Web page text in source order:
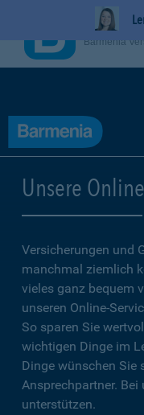
Unsere
Versicherungen und
manchmal ziemlich
vieles ganz bequem
unseren Online-
So sparen Sie
wichtigen Dinge im
Dinge wünschen Sie
Ansprechpartner.
unterstützen.
Barmenia